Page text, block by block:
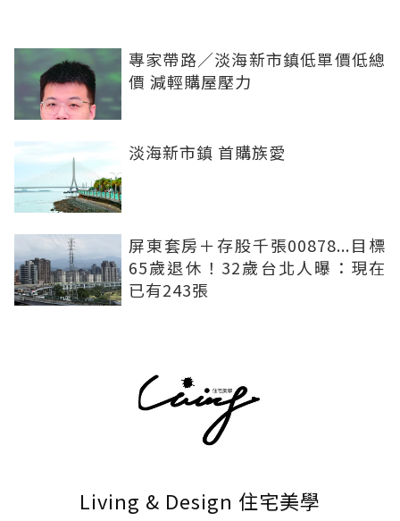
專家帶路／淡海新市鎮低單價低總
價 減輕購屋壓力
淡海新市鎮 首購族愛
屏東套房＋存股千張00878...目標
65歲退休！32歲台北人曝：現在
已有243張
Living & Design 住宅美學